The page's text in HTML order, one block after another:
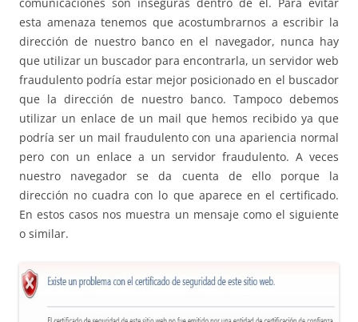
esta amenaza tenemos que acostumbrarnos a escribir la
dirección de nuestro banco en el navegador, nunca hay
que utilizar un buscador para encontrarla, un servidor web
fraudulento podría estar mejor posicionado en el buscador
que la dirección de nuestro banco. Tampoco debemos
utilizar un enlace de un mail que hemos recibido ya que
podría ser un mail fraudulento con una apariencia normal
pero con un enlace a un servidor fraudulento. A veces
nuestro navegador se da cuenta de ello porque la
dirección no cuadra con lo que aparece en el certificado.
En estos casos nos muestra un mensaje como el siguiente
o similar.